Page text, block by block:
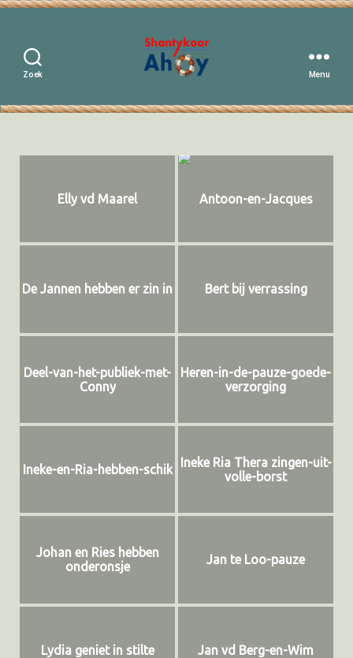
Zoek
Ahoy
Menu
Elly vd Maarel Antoon-en-Jacques
De Jannen hebben er zin in Bert bij verrassing
Deel-van-het-publiek-met-
Conny
Heren-in-de-pauze-goede-
verzorging
Ineke-en-Ria-hebben-schik
Ineke Ria Thera zingen-uit-
volle-borst
Johan en Ries hebben
onderonsje
Jan te Loo-pauze
Lydia geniet in stilte Jan vd Berg-en-Wim